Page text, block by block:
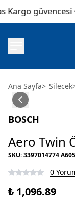
güvencesi
Ana Sayfa> Silecek
BOSCH
Aero Twin
SKU:3397014774
0
₺ 1,096.89